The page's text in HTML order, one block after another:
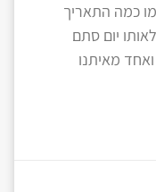
כמה התאריך
יום סתם
מאיתנו